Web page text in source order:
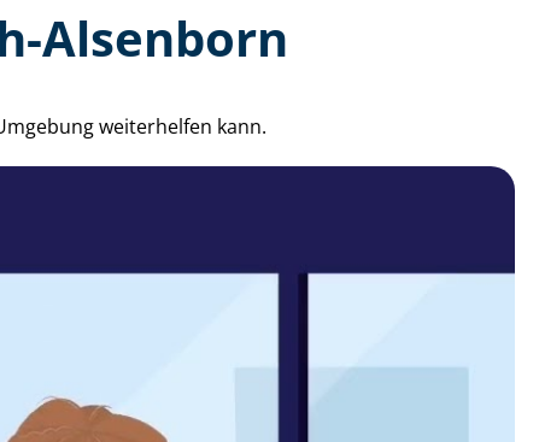
Alsenborn
weiterhelfen kann.